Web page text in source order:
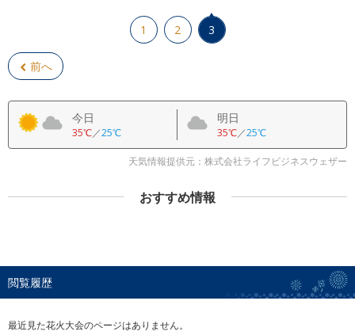
前へ
1 2 3
今日
35℃／25℃
明日
35℃／25℃
天気情報提供元：株式会社ライフビジネスウェザー
おすすめ情報
閲覧履歴
最近見た花火大会のページはありません。